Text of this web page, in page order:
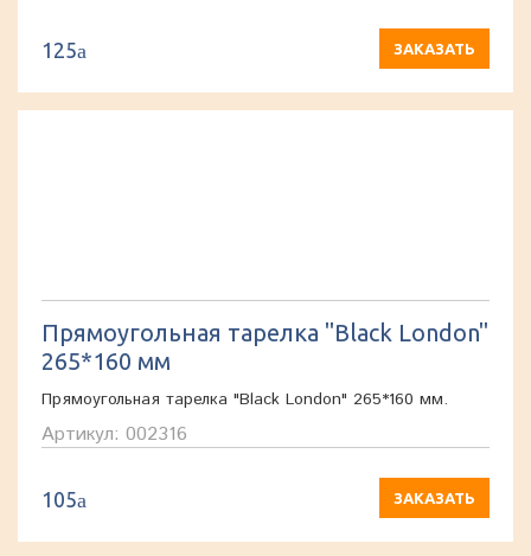
125a ЗАКАЗАТЬ
Прямоугольная тарелка "Black London"
265*160 мм
Прямоугольная тарелка "Black London" 265*160 мм.
Артикул: 002316
105a ЗАКАЗАТЬ